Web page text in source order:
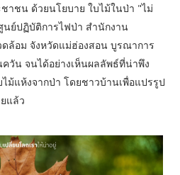
าชน ด้วยนโยบาย ใบไม้ในป่า "ไม่
นย์ปฏิบัติการไฟป่า สำนักงาน
ล้อม จังหวัดแม่ฮ่องสอน บูรณาการ
วัน จนได้อย่างเห็นผลลัพธ์ที่น่าพึง
ม้แห้งจากป่า โดยชาวบ้านเพื่อแปรรูป
แล้ว